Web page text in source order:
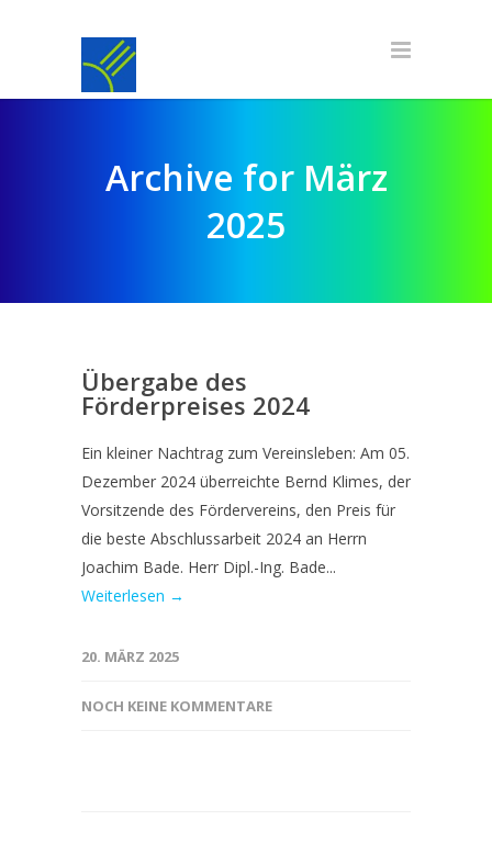
Archive for März
2025
Übergabe des
Förderpreises 2024
Ein kleiner Nachtrag zum Vereinsleben: Am 05.
Dezember 2024 überreichte Bernd Klimes, der
Vorsitzende des Fördervereins, den Preis für
die beste Abschlussarbeit 2024 an Herrn
Joachim Bade. Herr Dipl.-Ing. Bade...
Weiterlesen →
20. MÄRZ 2025
NOCH KEINE KOMMENTARE